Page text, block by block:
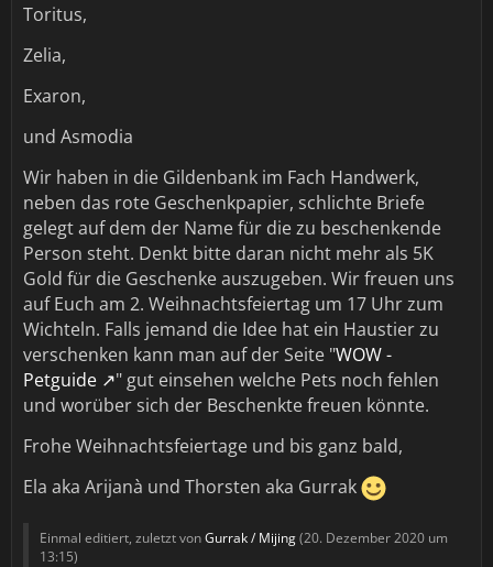
Toritus,
Zelia,
Exaron,
und Asmodia
Wir haben in die Gildenbank im Fach Handwerk,
neben das rote Geschenkpapier, schlichte Briefe
gelegt auf dem der Name für die zu beschenkende
Person steht. Denkt bitte daran nicht mehr als 5K
Gold für die Geschenke auszugeben. Wir freuen uns
auf Euch am 2. Weihnachtsfeiertag um 17 Uhr zum
Wichteln. Falls jemand die Idee hat ein Haustier zu
verschenken kann man auf der Seite "WOW -
Petguide
" gut einsehen welche Pets noch fehlen
und worüber sich der Beschenkte freuen könnte.
Frohe Weihnachtsfeiertage und bis ganz bald,
Ela aka Arijanà und Thorsten aka Gurrak
Einmal editiert, zuletzt vonGurrak / Mijing(20. Dezember 2020 um
13:15)